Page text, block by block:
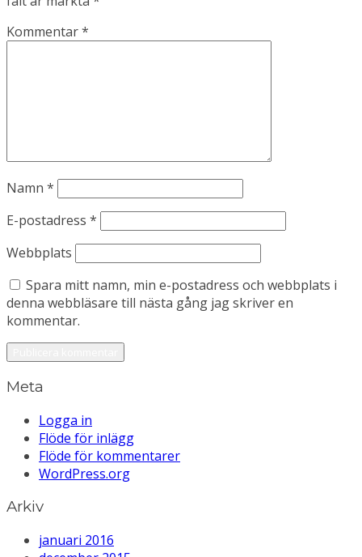
Kommentar*
Namn *
E-postadress *
Webbplats
Spara mitt namn, min e-postadress och webbplats i
denna webbläsare till nästa gång jag skriver en
kommentar.
Meta
Logga in
Flöde för inlägg
Flöde för kommentarer
WordPress.org
Arkiv
januari 2016